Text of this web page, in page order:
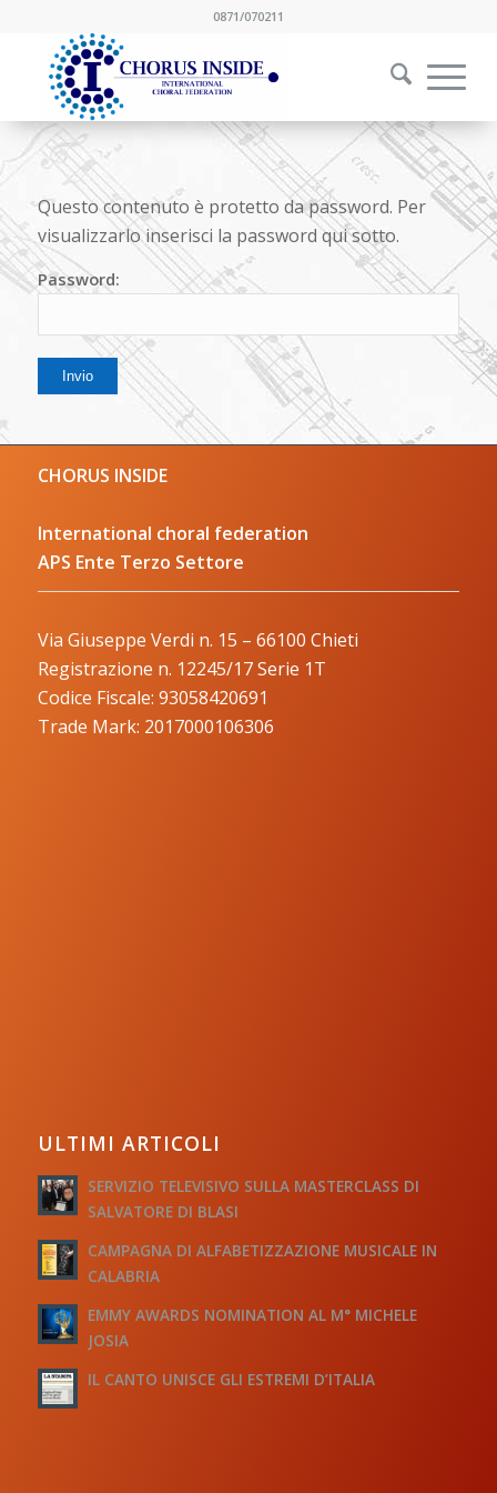
0871/070211
Questo contenuto è protetto da password. Per
visualizzarlo inserisci la password qui sotto.
Password:
CHORUS INSIDE
International choral federation
APS Ente Terzo Settore
Via Giuseppe Verdi n. 15 – 66100 Chieti
Registrazione n. 12245/17 Serie 1T
Codice Fiscale: 93058420691
Trade Mark: 2017000106306
ULTIMI ARTICOLI
SERVIZIO TELEVISIVO SULLA MASTERCLASS DI
SALVATORE DI BLASI
CAMPAGNA DI ALFABETIZZAZIONE MUSICALE IN
CALABRIA
EMMY AWARDS NOMINATION AL M° MICHELE
JOSIA
IL CANTO UNISCE GLI ESTREMI D’ITALIA